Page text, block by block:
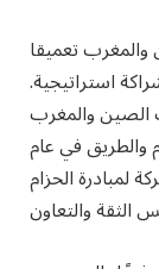
تعميقا
البلدان شراكة استراتيجية.
الصين والمغرب
والطريق في عام
لمبادرة الحزام